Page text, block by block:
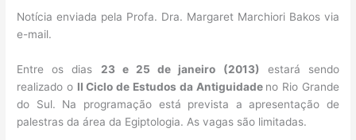
Notícia enviada pela Profa. Dra. Margaret Marchiori Bakos via
e-mail.
Entre os dias 23 e 25 de janeiro (2013) estará sendo
realizado o II Ciclo de Estudos da Antiguidade no Rio Grande
do Sul. Na programação está prevista a apresentação de
palestras da área da Egiptologia. As vagas são limitadas.